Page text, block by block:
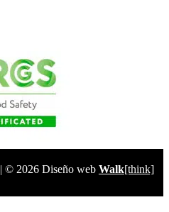
| © 2026 Diseño web Walk[think]